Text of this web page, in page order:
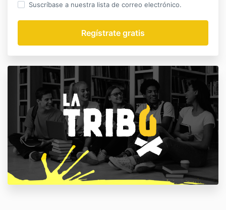
Suscríbase a nuestra lista de correo electrónico.